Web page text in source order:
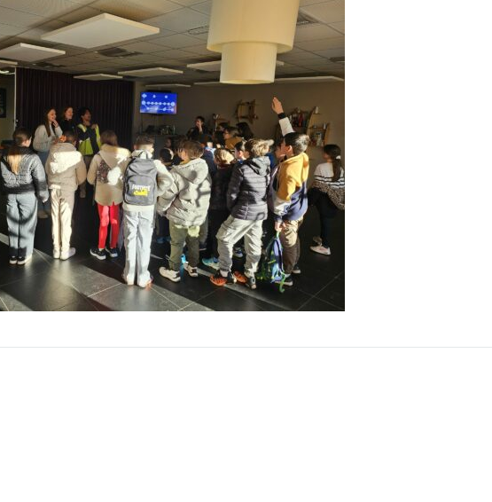
M
G
-
2
0
2
5
1
2
0
9
-
W
A
0
0